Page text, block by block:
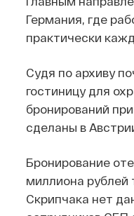
Германия, где
практически
Судя по архиву
гостиницу для
бронирований
сделаны в
Бронирование
миллиона рублей
Скрипчака нет